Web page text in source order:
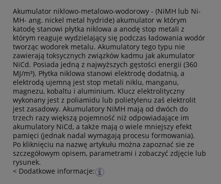
Akumulator niklowo-metalowo-wodorowy - (NiMH lub Ni-
MH- ang. nickel metal hydride) akumulator w którym
katodę stanowi płytka niklowa a anodę stop metali z
którym reaguje wydzielający się podczas ładowania wodór
tworząc wodorek metalu. Akumulatory tego typu nie
zawierają toksycznych związków kadmu jak akumulator
NiCd. Posiada jedną z najwyższych gęstości energii (360
MJ/m³). Płytka niklowa stanowi elektrodę dodatnią, a
elektrodą ujemną jest stop metali niklu, manganu,
magnezu, kobaltu i aluminium. Klucz elektrolityczny
wykonany jest z poliamidu lub polietylenu zaś elektrolit
jest zasadowy. Akumulatory NiMH mają od dwóch do
trzech razy większą pojemność niż odpowiadające im
akumulatory NiCd, a także mają o wiele mniejszy efekt
pamięci (jednak nadal wymagają procesu formowania).
Po kliknięciu na nazwę artykułu można zapoznać sie ze
szczegółowym opisem, parametrami i zobaczyć zdjęcie lub
rysunek.
< Dodatkowe informacje: